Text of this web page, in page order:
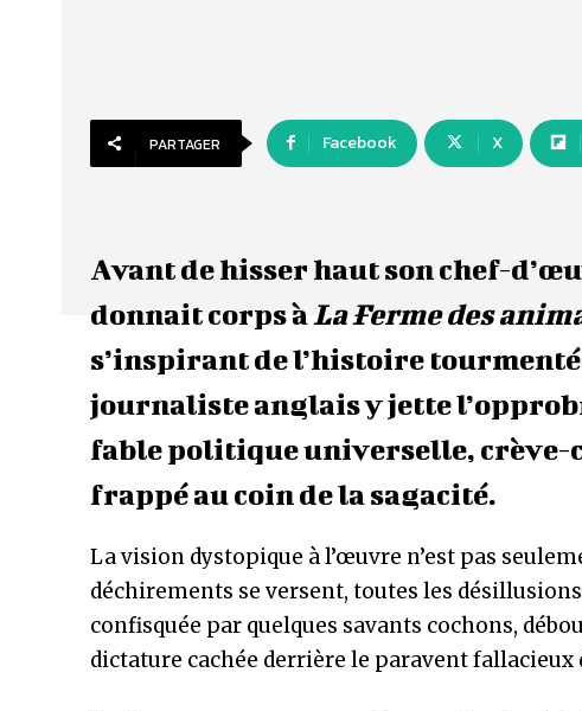
PARTAGER Facebook X
Avant de hisser haut son chef-
donnait corps àLa Ferme des
s’inspirant de l’histoire
journaliste anglais y jette
fable politique universelle,
frappé au coin de la sagacité.
La vision dystopique à l’œuvre n’est pas
déchirements se versent, toutes les
confisquée par quelques savants cochons,
dictature cachée derrière le paravent fallacieux